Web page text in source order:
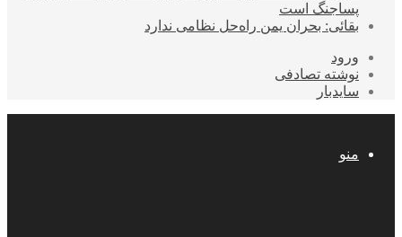
پساجنگ است
بقائی: بحران یمن راه‌حل نظامی ندارد
ورود
نوشته تصادفی
سایدبار
منو